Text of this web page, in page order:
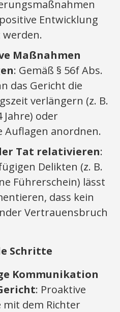
Entwicklung
Maßnahmen
: Gemäß § 56f Abs.
das Gericht die
verlängern (z. B.
Jahre) oder
Auflagen anordnen.
Tat relativieren:
Delikten (z. B.
Führerschein) lässt
dass kein
Vertrauensbruch
Schritte
Kommunikation
: Proaktive
mit dem Richter